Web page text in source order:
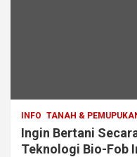
INFO TANAH &
Ingin Bertani
Teknologi Bio-Fob